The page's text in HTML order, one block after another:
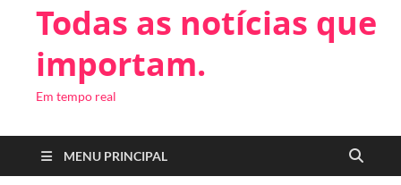
Todas as notícias que
importam.
Em tempo real
MENU PRINCIPAL